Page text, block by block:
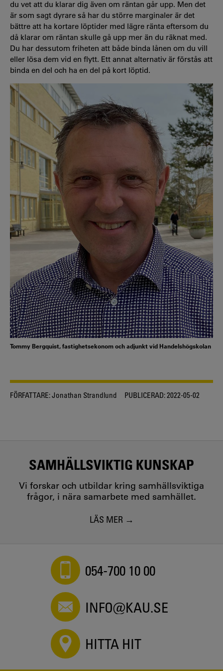
du vet att du klarar dig även om räntan går upp. Men det
är som sagt dyrare så har du större marginaler är det
bättre att ha kortare löptider med lägre ränta eftersom du
då klarar om räntan skulle gå upp mer än du räknat med.
Du har dessutom friheten att både binda lånen om du vill
eller lösa dem vid en flytt. Ett annat alternativ är förstås att
binda en del och ha en del på kort löptid.
Tommy Bergquist, fastighetsekonom och adjunkt vid Handelshögskolan
FÖRFATTARE:Jonathan Strandlund PUBLICERAD:2022-05-02
SAMHÄLLSVIKTIG KUNSKAP
Vi forskar och utbildar kring samhällsviktiga
frågor, i nära samarbete med samhället.
LÄS MER
054-700 10 00
INFO@KAU.SE
HITTA HIT